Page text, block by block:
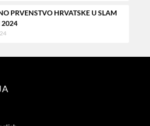
PRVENSTVO HRVATSKE U SLAM
2024